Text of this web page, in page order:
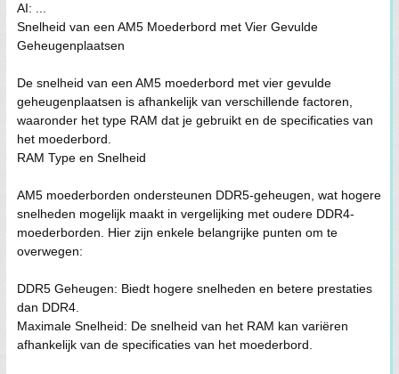
AI: ...
Snelheid van een AM5 Moederbord met Vier Gevulde
Geheugenplaatsen
De snelheid van een AM5 moederbord met vier gevulde
geheugenplaatsen is afhankelijk van verschillende factoren,
waaronder het type RAM dat je gebruikt en de specificaties van
het moederbord.
RAM Type en Snelheid
AM5 moederborden ondersteunen DDR5-geheugen, wat hogere
snelheden mogelijk maakt in vergelijking met oudere DDR4-
moederborden. Hier zijn enkele belangrijke punten om te
overwegen:
DDR5 Geheugen: Biedt hogere snelheden en betere prestaties
dan DDR4.
Maximale Snelheid: De snelheid van het RAM kan variëren
afhankelijk van de specificaties van het moederbord.